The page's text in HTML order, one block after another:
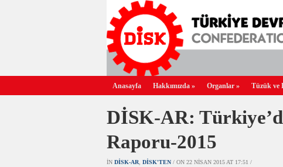
Anasayfa Hakkımızda » Organlar » Tüzük ve
DİSK-AR:
Raporu-2015
IN DİSK-AR DİSK'TEN / ON 22 NISAN 2015 AT 17:51 /